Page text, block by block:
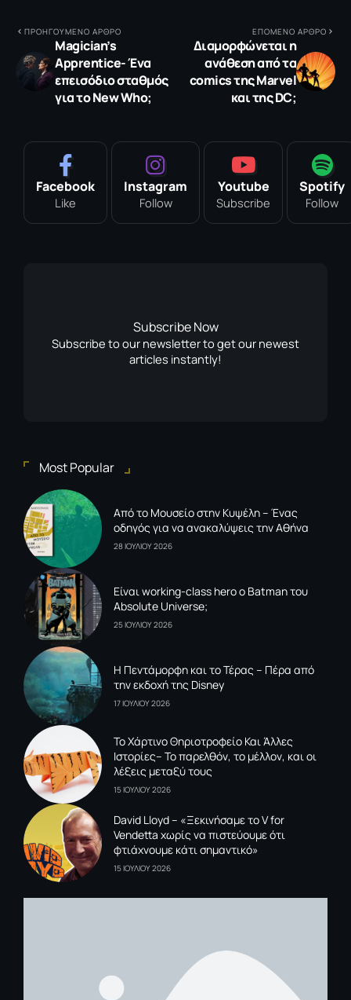
ΠΡΟΗΓΟΥΜΕΝΟ ΑΡΘΡΟ
Magician’s
Apprentice- Ένα
επεισόδιο σταθμός
για το New Who;
ΕΠΟΜΕΝΟ ΑΡΘΡΟ
Διαμορφώνεται η
ανάθεση από τα
comics της Marvel
και της DC;
Facebook
Like
Instagram
Follow
Youtube
Subscribe
Spotify
Follow
Subscribe Now
Subscribe to our newsletter to get our newest
articles instantly!
Most Popular
Από το Μουσείο στην Κυψέλη – Ένας
οδηγός για να ανακαλύψεις την Αθήνα
28 ΙΟΥΛΙΟΥ 2026
Είναι working-class hero ο Batman του
Absolute Universe;
25 ΙΟΥΛΙΟΥ 2026
Η Πεντάμορφη και το Τέρας – Πέρα από
την εκδοχή της Disney
17 ΙΟΥΛΙΟΥ 2026
To Xάρτινο Θηριοτροφείο Και Άλλες
Ιστορίες– Το παρελθόν, το μέλλον, και οι
λέξεις μεταξύ τους
15 ΙΟΥΛΙΟΥ 2026
David Lloyd – «Ξεκινήσαμε το V for
Vendetta χωρίς να πιστεύουμε ότι
φτιάχνουμε κάτι σημαντικό»
15 ΙΟΥΛΙΟΥ 2026